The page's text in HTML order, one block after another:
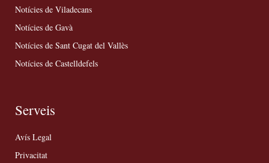
Notícies de Viladecans
Notícies de Gavà
Notícies de Sant Cugat del Vallès
Notícies de Castelldefels
Serveis
Avís Legal
Privacitat